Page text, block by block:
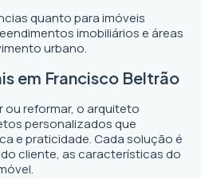
quanto para imóveis
imobiliários e áreas
urbano.
em Francisco Beltrão
ou reformar, o arquiteto
personalizados que
e praticidade. Cada solução é
cliente, as características do